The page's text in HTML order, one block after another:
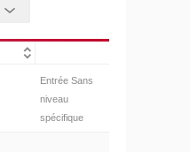
Entrée Sans
niveau
spécifique